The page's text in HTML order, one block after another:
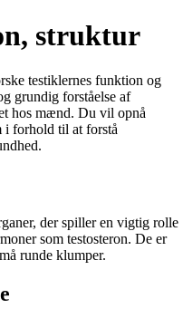
struktur
testiklernes funktion og
grundig forståelse af
hos mænd. Du vil opnå
forhold til at forstå
der spiller en vigtig rolle
som testosteron. De er
runde klumper.